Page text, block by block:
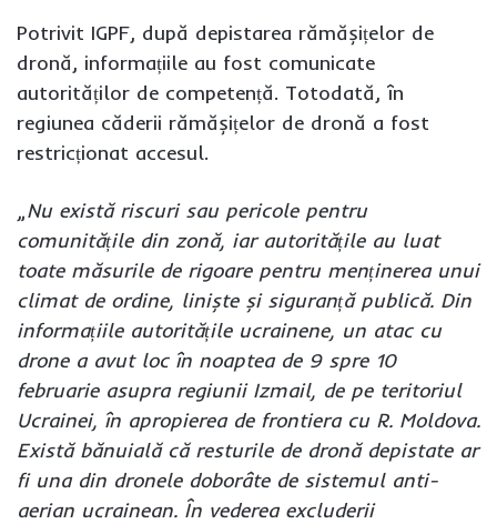
Potrivit IGPF, după depistarea rămășițelor de
dronă, informațiile au fost comunicate
autorităților de competență. Totodată, în
regiunea căderii rămășițelor de dronă a fost
restricționat accesul.
„Nu există riscuri sau pericole pentru
comunitățile din zonă, iar autoritățile au luat
toate măsurile de rigoare pentru menținerea unui
climat de ordine, liniște și siguranță publică. Din
informațiile autoritățile ucrainene, un atac cu
drone a avut loc în noaptea de 9 spre 10
februarie asupra regiunii Izmail, de pe teritoriul
Ucrainei, în apropierea de frontiera cu R. Moldova.
Există bănuială că resturile de dronă depistate ar
fi una din dronele doborâte de sistemul anti-
aerian ucrainean. În vederea excluderii